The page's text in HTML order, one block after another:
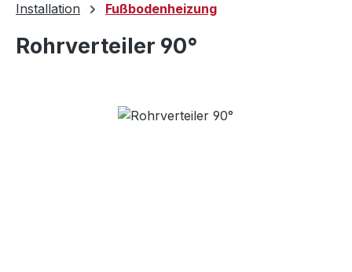
Installation Fußbodenheizung
Rohrverteiler 90°
Bildergalerie überspringen